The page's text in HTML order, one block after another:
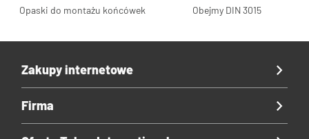
Opaski do montażu końcówek Obejmy DIN 3015
Zakupy internetowe
Firma